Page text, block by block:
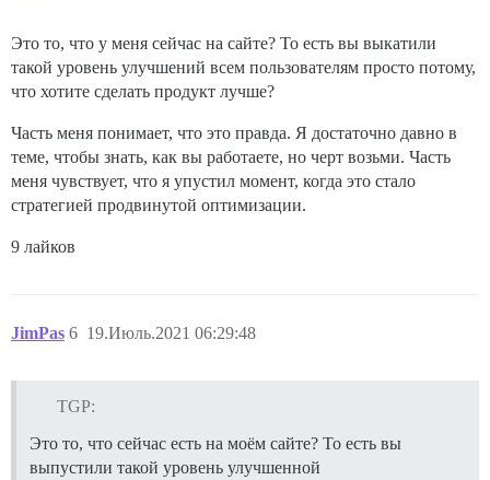
Это то, что у меня сейчас на сайте? То есть вы выкатили
такой уровень улучшений всем пользователям просто потому,
что хотите сделать продукт лучше?
Часть меня понимает, что это правда. Я достаточно давно в
теме, чтобы знать, как вы работаете, но черт возьми. Часть
меня чувствует, что я упустил момент, когда это стало
стратегией продвинутой оптимизации.
9 лайков
JimPas 19.Июль.2021 06:29:48
6
TGP:
Это то, что сейчас есть на моём сайте? То есть вы
выпустили такой уровень улучшенной